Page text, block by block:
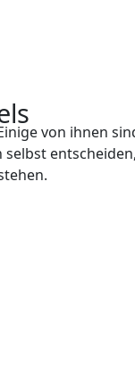
von ihnen